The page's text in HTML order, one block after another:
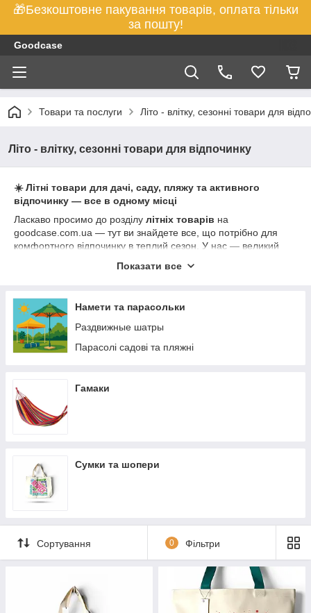
🎁Безкоштовне пакування товарів, оплата тільки
за пошту!
Goodcase
Товари та послуги Літо - влітку, сезонні товари для
Літо - влітку, сезонні товари для відпочинку
☀️ Літні товари для дачі, саду, пляжу та активного
відпочинку — все в одному місці
Ласкаво просимо до розділу літніх товарів на
goodcase.com.ua — тут ви знайдете все, що потрібно для
комфортного відпочинку в теплий сезон. У нас — великий
матраців, пляжних іграшокта інших аксесуарів для літа.
Показати все
Намети та парасольки
Раздвижные шатры
Парасолі садові та пляжні
Гамаки
Сумки та шопери
Сортування 0 Фільтри